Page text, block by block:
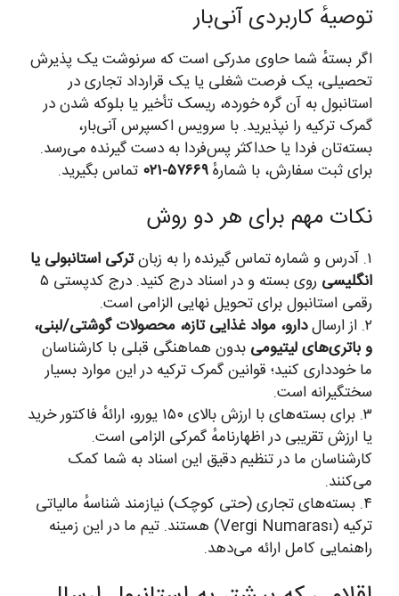
توصیهٔ کاربردی آنی‌بار
اگر بستهٔ شما حاوی مدرکی است که سرنوشت یک پذیرش
تحصیلی، یک فرصت شغلی یا یک قرارداد تجاری در
استانبول به آن گره خورده، ریسک تأخیر یا بلوکه شدن در
گمرک ترکیه را نپذیرید. با سرویس اکسپرس آنی‌بار،
بسته‌تان فردا یا حداکثر پس‌فردا به دست گیرنده می‌رسد.
برای ثبت سفارش، با شمارهٔ۵۷۶۶۹-۰۲۱ تماس بگیرید.
نکات مهم برای هر دو روش
۱. آدرس و شماره تماس گیرنده را به زبان
ترکی استانبولی یا
انگلیسی
روی بسته و در اسناد درج کنید. درج کدپستی ۵
رقمی استانبول برای تحویل نهایی الزامی است.
۲. از ارسال
دارو، مواد غذایی تازه، محصولات گوشتی/لبنی،
و باتری‌های لیتیومی بدون هماهنگی قبلی با کارشناسان
ما خودداری کنید؛ قوانین گمرک ترکیه در این موارد بسیار
سختگیرانه است.
۳. برای بسته‌های با ارزش بالای ۱۵۰ یورو، ارائهٔ فاکتور خرید
یا ارزش تقریبی در اظهارنامهٔ گمرکی الزامی است.
کارشناسان ما در تنظیم دقیق این اسناد به شما کمک
می‌کنند.
۴. بسته‌های تجاری (حتی کوچک) نیازمند شناسهٔ مالیاتی
ترکیه (Vergi Numarası) هستند. تیم ما در این زمینه
راهنمایی کامل ارائه می‌دهد.